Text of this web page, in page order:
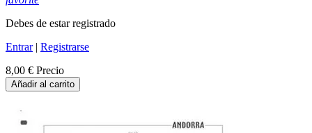
Debes de estar registrado
Entrar| Registrarse
8,00 € Precio
Añadir al carrito